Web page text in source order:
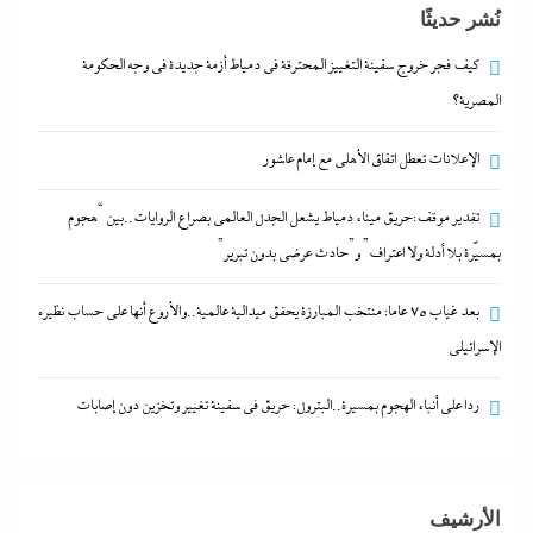
و”حادث عرضي بدون تبرير”
29 يوليو، 2026
عالمية..والأروع أنها على حساب نظيره الإسرائيلي
جديدة في وجه الحكومة المصرية؟
29 يوليو، 2026
الإعلانات تعطل اتفاق الأهلى مع إمام عاشور
نُشر حديثًا
كيف فجر خروج سفينة التغييز المحترقة في دمياط أزمة جديدة في وجه الحكومة
المصرية؟
الإعلانات تعطل اتفاق الأهلى مع إمام عاشور
تقدير موقف:حريق ميناء دمياط يشعل الجدل العالمي بصراع الروايات..بين “هجوم
بمسيّرة بلا أدلة ولا اعتراف” و”حادث عرضي بدون تبرير”
بعد غياب 75 عاما: منتخب المبارزة يحقق ميدالية عالمية..والأروع أنها على حساب نظيره
الإسرائيلي
ردا على أنباء الهجوم بمسيرة..البترول: حريق في سفينة تغيير وتخزين دون إصابات
الأرشيف